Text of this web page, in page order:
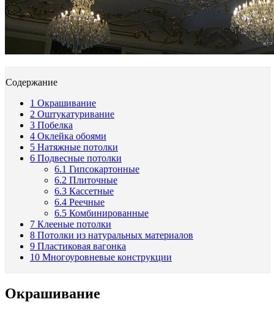
Содержание
1 Окрашивание
2 Оштукатуривание
3 Побелка
4 Оклейка обоями
5 Натяжные потолки
6 Подвесные потолки
6.1 Гипсокартонные
6.2 Плиточные
6.3 Кассетные
6.4 Реечные
6.5 Комбинированные
7 Клееные потолки
8 Потолки из натуральных материалов
9 Пластиковая вагонка
10 Многоуровневые конструкции
Окрашивание